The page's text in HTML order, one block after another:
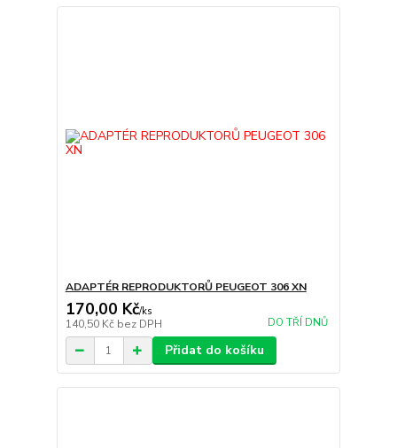
ADAPTÉR REPRODUKTORŮ PEUGEOT 306 XN
170,00 Kč/ks
140,50 Kč bez DPH DO TŘÍ DNŮ
Přidat do košíku